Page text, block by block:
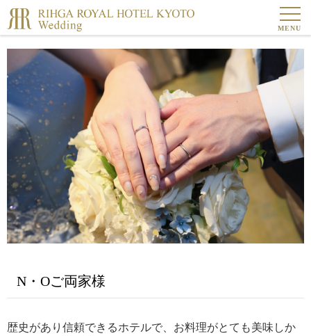
N・Oご両家様
歴史があり信頼できるホテルで、お料理がとても美味しか
MENU